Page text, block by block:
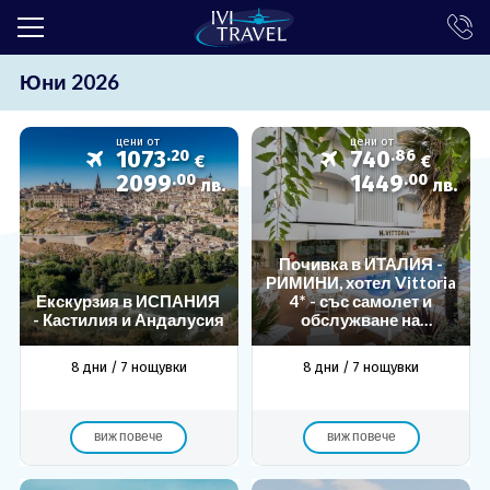
ТОП ОФЕРТИ
ЕКСКУРЗИИ
ЕКЗОТИКА
КРУИЗИ
LAST MINUTE
ПРАЗНИЦИ
ТРАНСФЕРИ
Юни 2026
цени от
1073.20 €
2099.00 лв.
Екскурзия в ИСПАНИЯ
- Кастилия и Андалусия
8 дни / 7 нощувки
виж повече
цени от
740.86 €
1449.00 лв.
Почивка в ИТАЛИЯ -
РИМИНИ, хотел Vittoria
4* - със самолет и
обслужване на
български език!
Гарантирани места!
8 дни / 7 нощувки
виж повече